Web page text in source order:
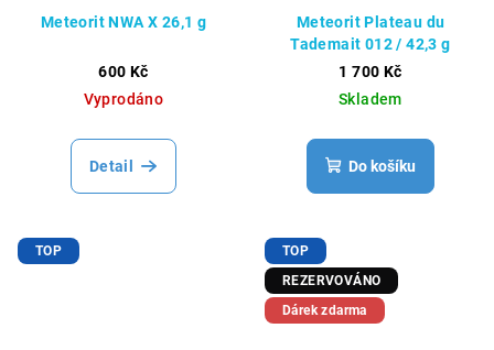
Meteorit NWA X 26,1 g
600 Kč
Vyprodáno
Detail
Meteorit Plateau du
Tademait 012 / 42,3 g
1 700 Kč
Skladem
Do košíku
TOP
TOP
REZERVOVÁNO
Dárek zdarma